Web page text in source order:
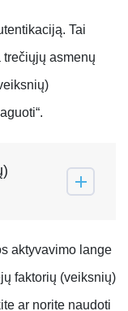
Tai
asmenų
aktyvavimo lange
faktorių (veiksnių)
ar norite naudoti